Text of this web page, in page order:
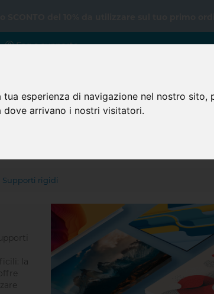
esperienza di navigazione nel nostro
arrivano i nostri visitatori.
Faq e supporto
Supporti rigidi
la